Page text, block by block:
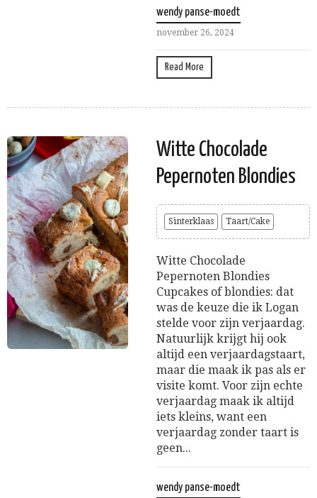
wendy panse-moedt
november 26, 2024
Read More
Witte Chocolade
Pepernoten Blondies
Sinterklaas Taart/Cake
Witte Chocolade
Pepernoten Blondies
Cupcakes of blondies: dat
was de keuze die ik Logan
stelde voor zijn verjaardag.
Natuurlijk krijgt hij ook
altijd een verjaardagstaart,
maar die maak ik pas als er
visite komt. Voor zijn echte
verjaardag maak ik altijd
iets kleins, want een
verjaardag zonder taart is
geen...
wendy panse-moedt